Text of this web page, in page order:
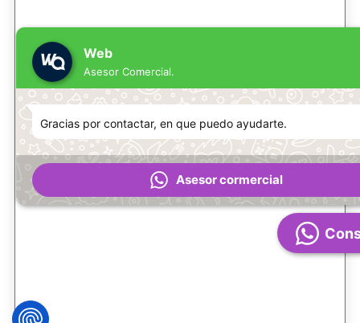
Web
Asesor Comercial.
Gracias por contactar, en que puedo ayudarte.
Asesor cormercial